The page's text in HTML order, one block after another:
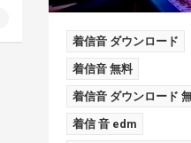
着信音 ダウンロード
着信音 無料
着信音 ダウンロード
着信 音 edm